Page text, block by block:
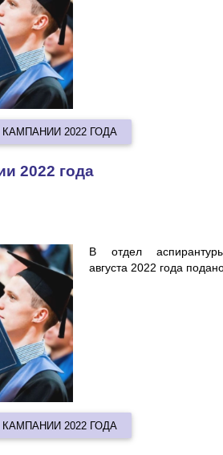
2022 ГОДА
2022 года
В отдел
августа 2022 года
2022 ГОДА